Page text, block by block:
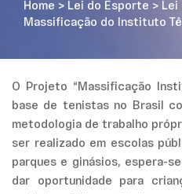
Home > Lei do Esporte > Lei
Massificação do Instituto
O Projeto “Massificação
base de tenistas no Brasil
metodologia de trabalho
ser realizado em escolas
parques e ginásios, espera-
dar oportunidade para